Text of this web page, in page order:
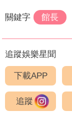
關鍵字 館長
追蹤娛樂星聞
下載APP
追蹤